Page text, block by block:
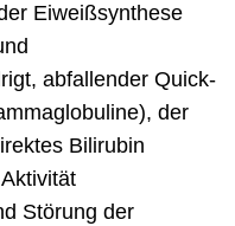
Eiweißsynthese
abfallender Quick-
der
Bilirubin
Störung der